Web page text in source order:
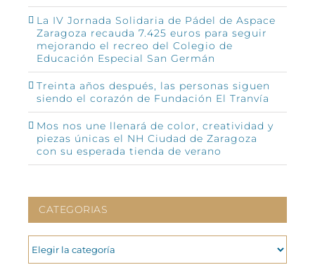
La IV Jornada Solidaria de Pádel de Aspace
Zaragoza recauda 7.425 euros para seguir
mejorando el recreo del Colegio de
Educación Especial San Germán
Treinta años después, las personas siguen
siendo el corazón de Fundación El Tranvía
Mos nos une llenará de color, creatividad y
piezas únicas el NH Ciudad de Zaragoza
con su esperada tienda de verano
CATEGORIAS
CATEGORIAS